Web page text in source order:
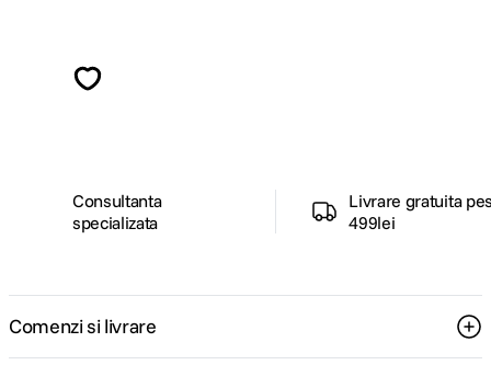
Consultanta
specializata
Livrare gratuita
499lei
Comenzi si livrare